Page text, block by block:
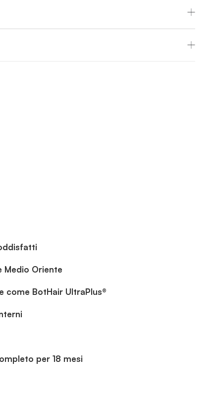
Medio Oriente
come BotHair UltraPlus®
per 18 mesi